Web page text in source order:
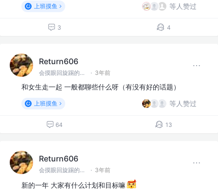
上班摸鱼 等人赞过
3 4
Return606
会摸眼回旋踢的前端一枚呀 · 3年前
和女生走一起 一般都聊些什么呀（有没有好的话题）
上班摸鱼 等人赞过
64 13
Return606
会摸眼回旋踢的前端一枚呀 · 3年前
新的一年 大家有什么计划和目标嘛